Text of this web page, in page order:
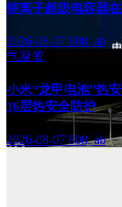
锂离子超级电容器
2026-08-07 808, ab
气凝胶
小米“龙甲电池”热
16层热安全防护
2026-08-07 808, ab